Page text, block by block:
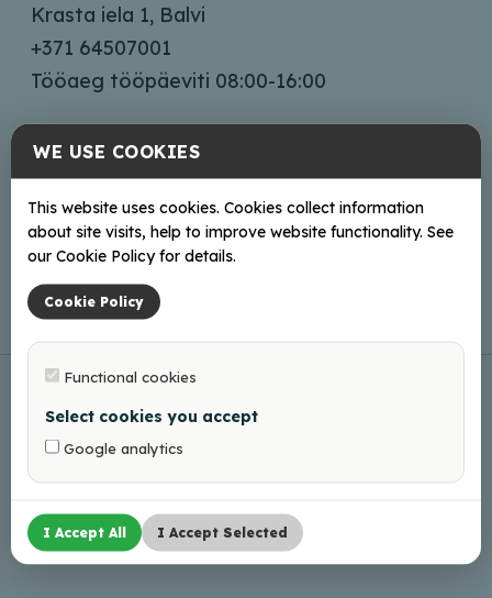
Krasta iela 1, Balvi
+371 64507001
Tööaeg tööpäeviti 08:00-16:00
Võrgus
Mājas lapa
WE USE COOKIES
This website uses cookies. Cookies collect information
about site visits, help to improve website functionality. See
our Cookie Policy for details.
Cookie Policy
Functional cookies
Select cookies you accept
Google analytics
I Accept All I Accept Selected